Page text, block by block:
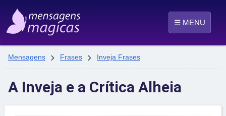
☰ MENU
Mensagens  Frases  Inveja Frases
A Inveja e a Crítica Alheia